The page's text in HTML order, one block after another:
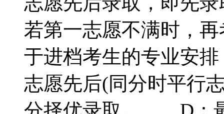
若第一志愿不满时，
于进档考生的专业安
志愿先后(同分时平行